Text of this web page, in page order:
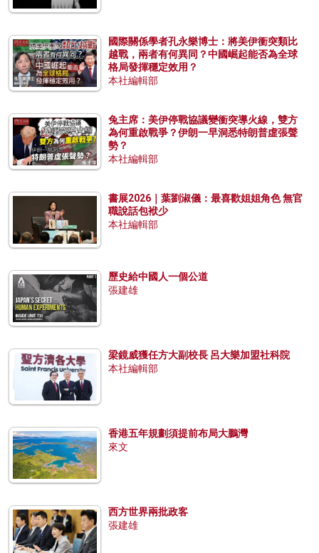
國際關係學者孔永樂博士：將美伊衝突類比
越戰，兩者有何異同？中國崛起能否為全球
格局發揮穩定效用？
本社編輯部
兔主席：美伊停戰協議變衝突導火線，雙方
為何重啟戰爭？伊朗一早洞悉特朗普虛張聲
勢？
本社編輯部
書展2026｜葉劉淑儀：最喜歡姐姐角色 無官
職說話包袱少
本社編輯部
歷史給中國人一個公道
張建雄
梁鏡威獲任方大副校長 呂大樂加盟社科院
本社編輯部
香港五年規劃須提前布局大鵬灣
來文
西方世界兩批政客
張建雄